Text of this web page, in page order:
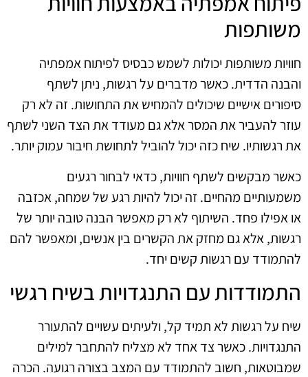
משותפות
חוויות משותפות יכולות לשמש כבסיס לפיתוח אמפתיה
והבנה הדדית. כאשר מדברים על רגשות, ניתן לשתף
סיפורים אישיים שיכולים להמחיש את התחושות. זה לא רק
עוזר להעביר את המסר אלא גם מעודד את הצד השני לשתף
את רגשותיו. שיח כזה יכול להוביל לתחושת חיבור עמוק יותר.
כאשר מבקשים לשתף חוויות, כדאי לבחור רגעים
משמעותיים מהחיים. זה יכול להיות רגע של שמחה, אכזבה
או אפילו פחד. השיתוף לא רק מאפשר הבנה טובה יותר של
רגשות, אלא גם מחזק את הקשרים בין אנשים, ומאפשר להם
להתמודד עם רגשות קשים יחד.
התמודדות עם התנגדויות בשיח רגשי
שיח על רגשות לא תמיד קל, ולעיתים עשויים להתעורר
התנגדויות. כאשר צד אחד לא מצליח להתחבר למילים
שמבוטאות, חשוב להתמודד עם המצב בצורה רגועה. הכרה